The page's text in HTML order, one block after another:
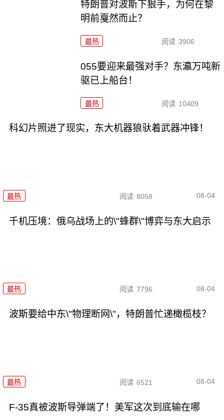
特朗普对波斯下狠手，为何在黎
明前戛然而止？
最热 阅读 3906
055要迎来最强对手？东瀛万吨新
驱已上船台！
最热 阅读 10409
科幻片照进了现实，东大机器狼驮着武器冲锋！
最热 阅读 8058 08-04
千机压境：俄乌战场上的\"蜂群\"博弈与东大启示
最热 阅读 7796 08-04
波斯要给中东\"物理断网\"，特朗普忙递橄榄枝？
最热 阅读 6521 08-04
F-35真被波斯导弹端了！美军这次到底输在哪